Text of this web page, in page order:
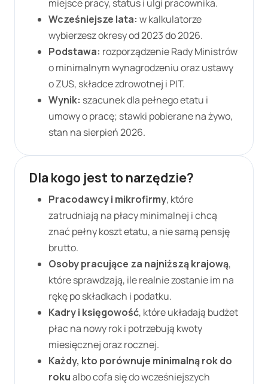
miejsce pracy, status i ulgi pracownika.
Wcześniejsze lata: w kalkulatorze
wybierzesz okresy od 2023 do2026.
Podstawa: rozporządzenie Rady Ministrów
o minimalnym wynagrodzeniu oraz ustawy
o ZUS, składce zdrowotnej i PIT.
Wynik: szacunek dla pełnego etatu i
umowy o pracę; stawki pobierane na żywo,
stan na sierpień2026.
Dla kogo jest to narzędzie?
Pracodawcy i mikrofirmy, które
zatrudniają na płacy minimalnej i chcą
znać pełny koszt etatu, a nie samą pensję
brutto.
Osoby pracujące za najniższą krajową,
które sprawdzają, ile realnie zostanie im na
rękę po składkach i podatku.
Kadry i księgowość, które układają budżet
płac na nowy rok i potrzebują kwoty
miesięcznej oraz rocznej.
Każdy, kto porównuje minimalną rok do
rokualbo cofa się do wcześniejszych